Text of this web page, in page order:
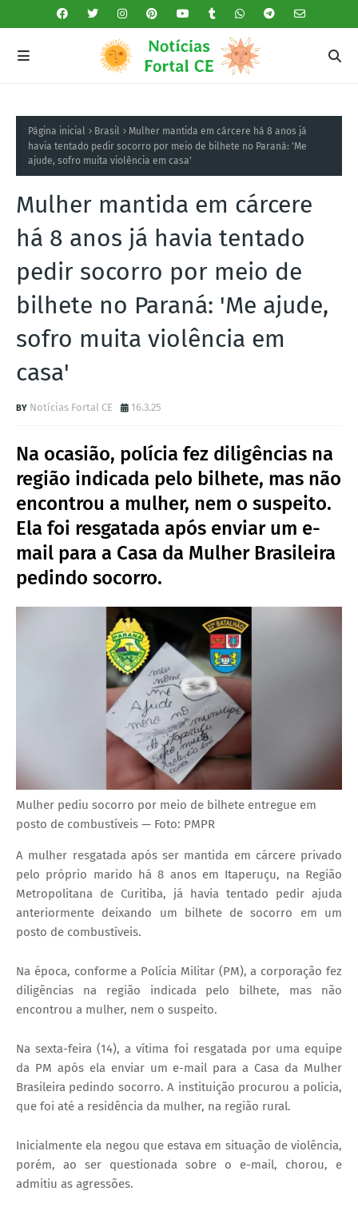
Página inicial Brasil
Mulher mantida em cárcere há 8 anos já
havia tentado pedir socorro por meio de bilhete no Paraná: 'Me
ajude, sofro muita violência em casa'
Mulher mantida em cárcere
há 8 anos já havia tentado
pedir socorro por meio de
bilhete no Paraná: 'Me ajude,
sofro muita violência em
casa'
Notícias Fortal CE 16.3.25
Na ocasião, polícia fez diligências na
região indicada pelo bilhete, mas não
encontrou a mulher, nem o suspeito.
Ela foi resgatada após enviar um e-
mail para a Casa da Mulher Brasileira
pedindo socorro.
Mulher pediu socorro por meio de bilhete entregue em
posto de combustíveis — Foto: PMPR
A mulher resgatada após ser mantida em cárcere privado
pelo próprio marido há 8 anos em Itaperuçu, na Região
Metropolitana de Curitiba, já havia tentado pedir ajuda
anteriormente deixando um bilhete de socorro em um
posto de combustíveis.
Na época, conforme a Polícia Militar (PM), a corporação fez
diligências na região indicada pelo bilhete, mas não
encontrou a mulher, nem o suspeito.
Na sexta-feira (14), a vítima foi resgatada por uma equipe
da PM após ela enviar um e-mail para a Casa da Mulher
Brasileira pedindo socorro. A instituição procurou a polícia,
que foi até a residência da mulher, na região rural.
Inicialmente ela negou que estava em situação de violência,
porém, ao ser questionada sobre o e-mail, chorou, e
admitiu as agressões.